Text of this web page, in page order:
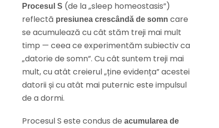
Procesul S (de la „sleep homeostasis”)
reflectă presiunea crescândă de somn care
se acumulează cu cât stăm treji mai mult
timp — ceea ce experimentăm subiectiv ca
„datorie de somn”. Cu cât suntem treji mai
mult, cu atât creierul „ține evidența” acestei
datorii și cu atât mai puternic este impulsul
de a dormi.
Procesul S este condus de acumularea de